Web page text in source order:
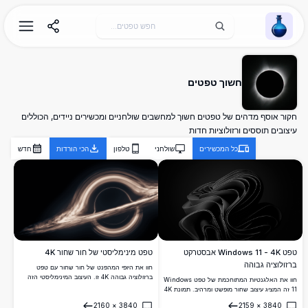
Wallpaper Alchemy
חשוך טפטים
חקור אוסף מדהים של טפטים חשוך למחשבים שולחניים ומכשירים ניידים, הכוללים
עיצובים תוססים ורזולוציות חדות
כל המכשירים שולחני טלפון הכי הורדות חדש
טפט Windows 11 - 4K אבסטרקט
ברזולוציה גבוהה
חוו את האלגנטיות המתוחכמת של טפט Windows
11 זה המציג עיצוב שחור מופשט ומרהיב. תמונת 4K
3840
×
2159
טפט מינימליסטי של חור שחור 4K
חוו את היופי המהפנט של חור שחור עם טפט
ברזולוציה גבוהה 4K זו. העיצוב המינימליסטי הזה
נגיעה של אלגנטיות קוסמית למסכים שלהם.
3840
×
2160